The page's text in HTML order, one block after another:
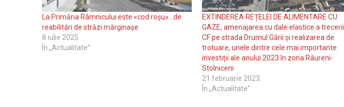
La Primăria Râmnicului este «cod roșu»…de
reabilitări de străzi mărginașe
8 iulie 2025
În „Actualitate”
EXTINDEREA REȚELEI DE ALIMENTARE CU
GAZE, amenajarea cu dale elastice a trecerii
CF pe strada Drumul Gării și realizarea de
trotuare, unele dintre cele mai importante
investiții ale anului 2023 în zona Râureni-
Stolniceni
21 februarie 2023
În „Actualitate”